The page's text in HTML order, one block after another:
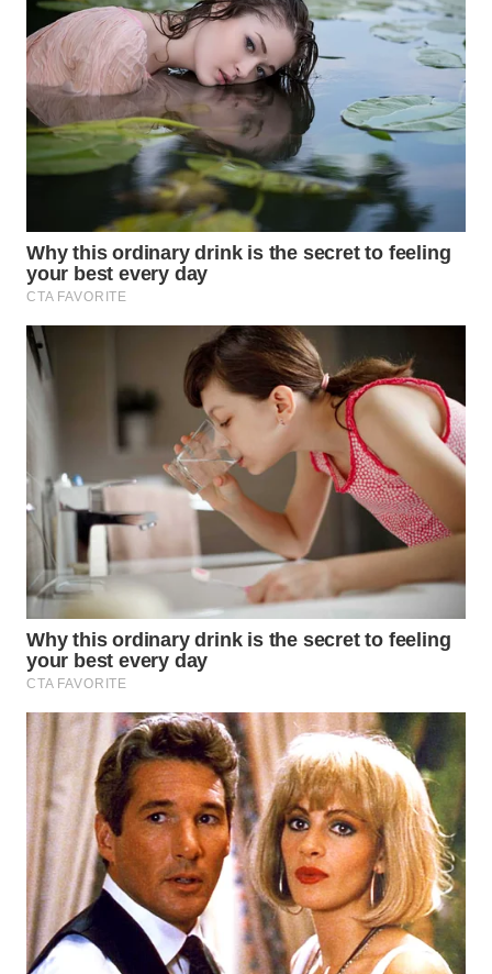
WN
BOGOR
WN
DEPOK
UTARA
WN
SAMOSIR
WN
SUMEDANG
WN
CIANJUR
WN
KEPULAUAN
SERIBU
WN
TANGERANG
WN
BINJAI
WN
CIREBON